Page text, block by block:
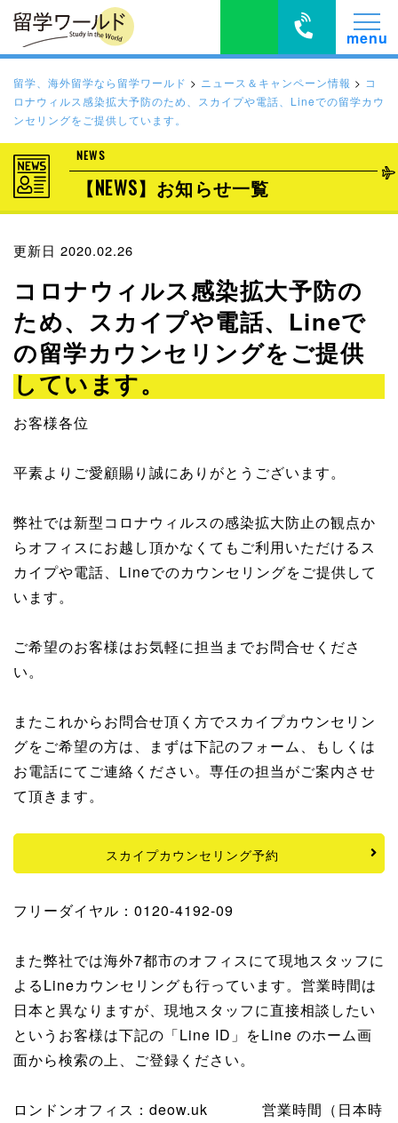
留学、海外留学なら留学ワールド > ニュース＆キャンペーン情報 > コ
ロナウィルス感染拡大予防のため、スカイプや電話、Lineでの留学カウ
ンセリングをご提供しています。
NEWS
【NEWS】お知らせ一覧
更新日 2020.02.26
コロナウィルス感染拡大予防の
ため、スカイプや電話、Lineで
の留学カウンセリングをご提供
しています。
お客様各位
平素よりご愛顧賜り誠にありがとうございます。
弊社では新型コロナウィルスの感染拡大防止の観点か
らオフィスにお越し頂かなくてもご利用いただけるス
カイプや電話、Lineでのカウンセリングをご提供して
います。
ご希望のお客様はお気軽に担当までお問合せくださ
い。
またこれからお問合せ頂く方でスカイプカウンセリン
グをご希望の方は、まずは下記のフォーム、もしくは
お電話にてご連絡ください。専任の担当がご案内させ
て頂きます。
スカイプカウンセリング予約
フリーダイヤル：0120-4192-09
また弊社では海外7都市のオフィスにて現地スタッフに
よるLineカウンセリングも行っています。営業時間は
日本と異なりますが、現地スタッフに直接相談したい
というお客様は下記の「Line ID」をLine のホーム画
面から検索の上、ご登録ください。
ロンドンオフィス：deow.uk 営業時間（日本時